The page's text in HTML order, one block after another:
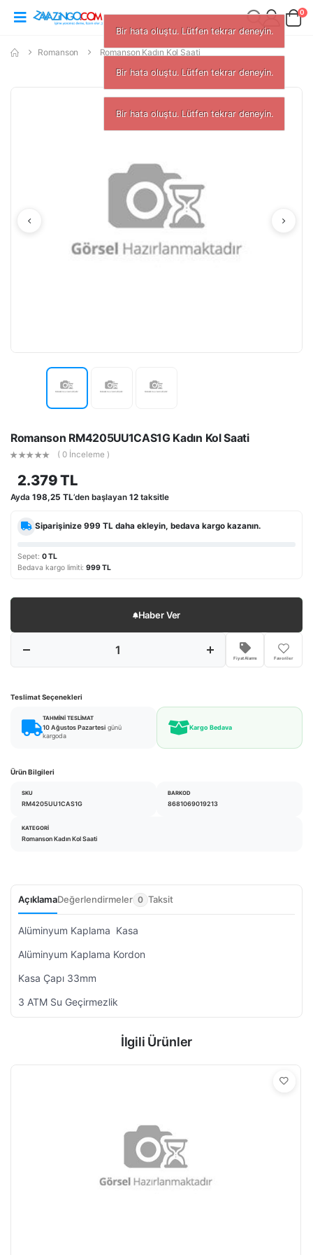
0
Romanson Romanson Kadın Kol Saati
Romanson RM4205UU1CAS1G Kadın Kol Saati
( 0 İnceleme )
2.379 TL
Ayda 198,25 TL’den başlayan 12 taksitle
Siparişinize999 TL daha ekleyin, bedava kargo kazanın.
Sepet: 0 TL
Bedava kargo limiti: 999 TL
Haber Ver
Fiyat Alarmı Favoriler
Teslimat Seçenekleri
TAHMINI TESLIMAT
10 Ağustos Pazartesi günü
kargoda
Kargo Bedava
Ürün Bilgileri
SKU
RM4205UU1CAS1G
BARKOD
8681069019213
KATEGORI
Romanson Kadın Kol Saati
AçıklamaDeğerlendirmeler 0 Taksit
Alüminyum Kaplama Kasa
Alüminyum Kaplama Kordon
Kasa Çapı 33mm
3 ATM Su Geçirmezlik
İlgili Ürünler
Bir hata oluştu. Lütfen tekrar deneyin.
Bir hata oluştu. Lütfen tekrar deneyin.
Bir hata oluştu. Lütfen tekrar